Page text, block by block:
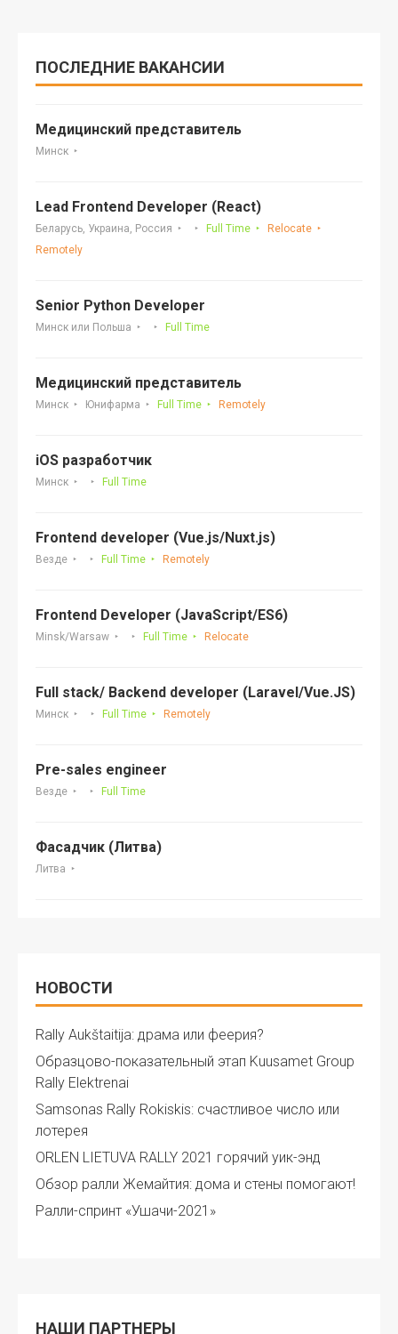
ПОСЛЕДНИЕ ВАКАНСИИ
Медицинский представитель
Минск
Lead Frontend Developer (React)
Беларусь, Украина, Россия Full Time
Relocate
Remotely
Senior Python Developer
Минск или Польша Full Time
Медицинский представитель
Минск Юнифарма Full Time Remotely
iOS разработчик
Минск Full Time
Frontend developer (Vue.js/Nuxt.js)
Везде Full Time Remotely
Frontend Developer (JavaScript/ES6)
Minsk/Warsaw Full Time Relocate
Full stack/ Backend developer (Laravel/Vue.JS)
Минск Full Time Remotely
Pre-sales engineer
Везде Full Time
Фасадчик (Литва)
Литва
НОВОСТИ
Rally Aukštaitija: драма или феерия?
Образцово-показательный этап Kuusamet Group
Rally Elektrenai
Samsonas Rally Rokiskis: счастливое число или
лотерея
ORLEN LIETUVA RALLY 2021 горячий уик-энд
Обзор ралли Жемайтия: дома и стены помогают!
Ралли-спринт «Ушачи-2021»
НАШИ ПАРТНЕРЫ